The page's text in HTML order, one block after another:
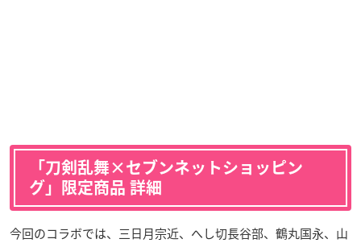
「刀剣乱舞×セブンネットショッピン
グ」限定商品 詳細
今回のコラボでは、三日月宗近、へし切長谷部、鶴丸国永、山